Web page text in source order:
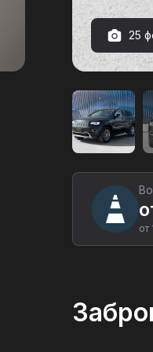
автомобиля
Jeep
Grand
Cherokee
limi
в
25
от